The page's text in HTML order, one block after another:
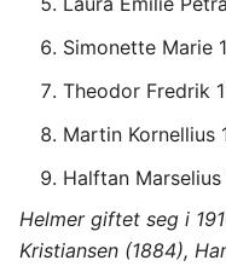
Simonette Marie
Theodor Fredrik
Martin Kornellius
Halftan
Helmer giftet seg i
Kristiansen (1884),